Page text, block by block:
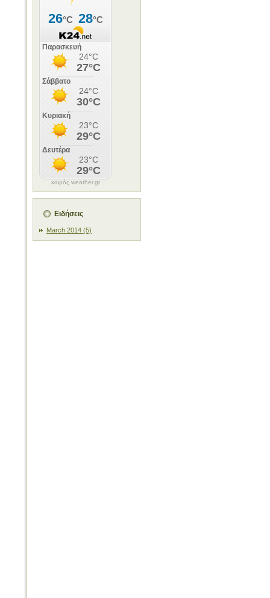
καιρός weather.gr
Ειδήσεις
March 2014 (5)